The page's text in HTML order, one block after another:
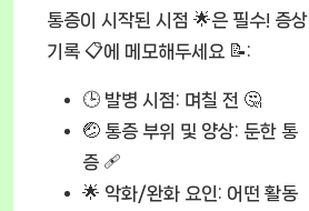
통증이 시작된 시점 🌟은 필수! 증상
기록 📋에 메모해두세요 📝:
🕒 발병 시점: 며칠 전 🤔
🤕 통증 부위 및 양상: 둔한 통
증 🩹
🌟 악화/완화 요인: 어떤 활동